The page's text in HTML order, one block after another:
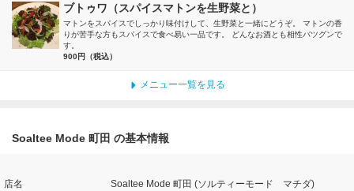
ブトゥワ（スパイスマトンを生野菜と）
マトンをスパイスでしっかり味付けして、生野菜と一緒にどうぞ。 マトンの香
りが苦手な方もスパイスで食べ易い一品です。 どんなお酒とも相性バツグンで
す。
900円（税込）
メニュー一覧を見る
Soaltee Mode 町田 の基本情報
店名 Soaltee Mode 町田 (ソルティーモード マチダ)